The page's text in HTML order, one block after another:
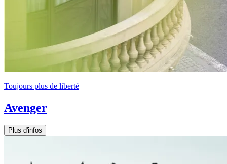
Toujours plus de liberté
Avenger
Plus d'infos